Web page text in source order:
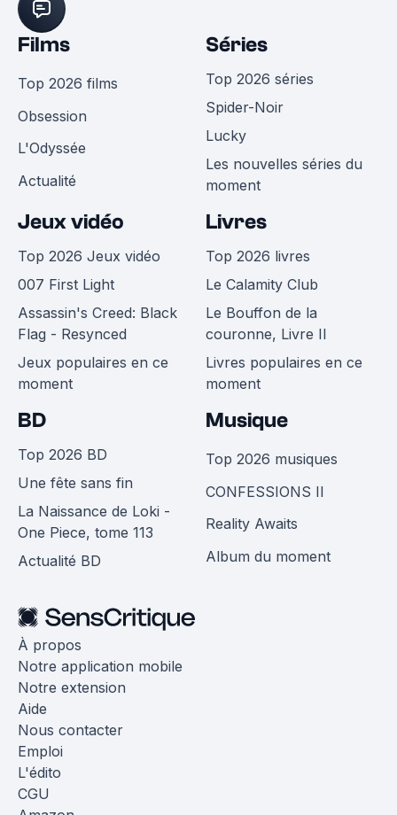
Films
Top 2026 films
Obsession
L'Odyssée
Actualité
Séries
Top 2026 séries
Spider-Noir
Lucky
Les nouvelles séries du
moment
Jeux vidéo
Top 2026 Jeux vidéo
007 First Light
Assassin's Creed: Black
Flag - Resynced
Jeux populaires en ce
moment
Livres
Top 2026 livres
Le Calamity Club
Le Bouffon de la
couronne, Livre II
Livres populaires en ce
moment
BD
Top 2026 BD
Une fête sans fin
La Naissance de Loki -
One Piece, tome 113
Actualité BD
Musique
Top 2026 musiques
CONFESSIONS II
Reality Awaits
Album du moment
À propos
Notre application mobile
Notre extension
Aide
Nous contacter
Emploi
L'édito
CGU